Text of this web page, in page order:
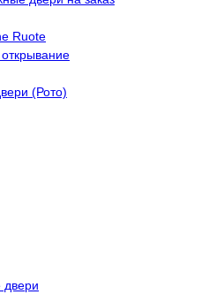
Ruote
(Рото)
двери